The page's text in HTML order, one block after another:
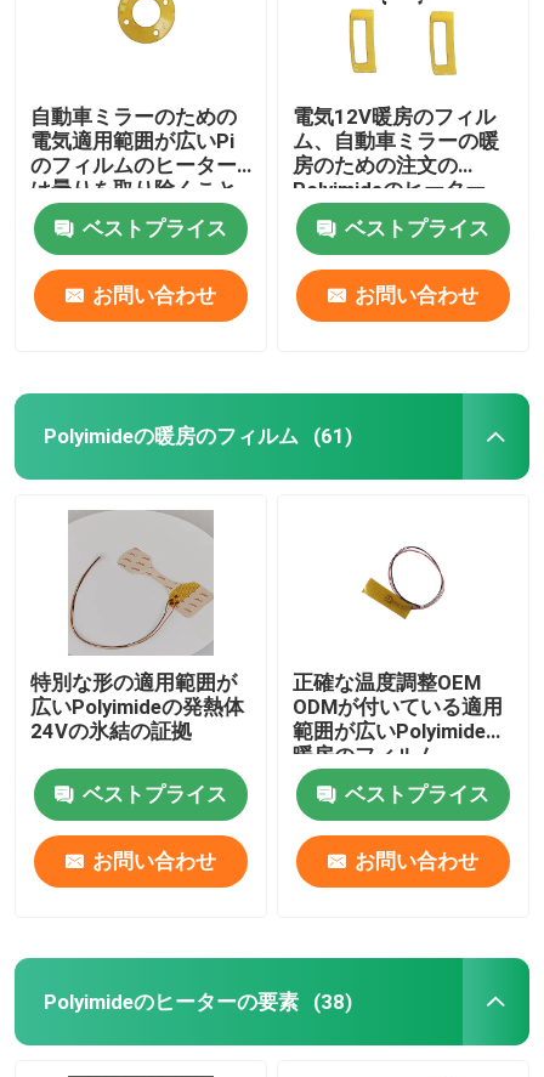
自動車ミラーのための
電気適用範囲が広いPi
のフィルムのヒーター
は曇りを取り除くこと
の霜を取り除く
ベストプライス
お問い合わせ
電気12V暖房のフィル
ム、自動車ミラーの暖
房のための注文の
Polyimideのヒーター
ベストプライス
お問い合わせ
Polyimideの暖房のフィルム (61)
特別な形の適用範囲が
広いPolyimideの発熱体
24Vの氷結の証拠
ベストプライス
お問い合わせ
正確な温度調整OEM
ODMが付いている適用
範囲が広いPolyimideの
暖房のフィルム
ベストプライス
お問い合わせ
Polyimideのヒーターの要素 (38)